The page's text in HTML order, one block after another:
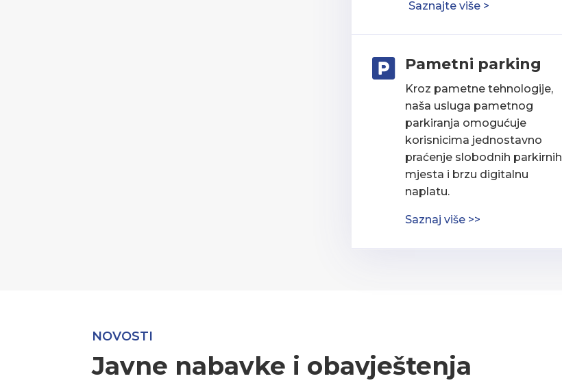
Saznajte više >
 Pametni parking
Kroz pametne tehnologije,
naša usluga pametnog
parkiranja omogućuje
korisnicima jednostavno
praćenje slobodnih parkirnih
mjesta i brzu digitalnu
naplatu.
Saznaj više >>
NOVOSTI
Javne nabavke i obavještenja